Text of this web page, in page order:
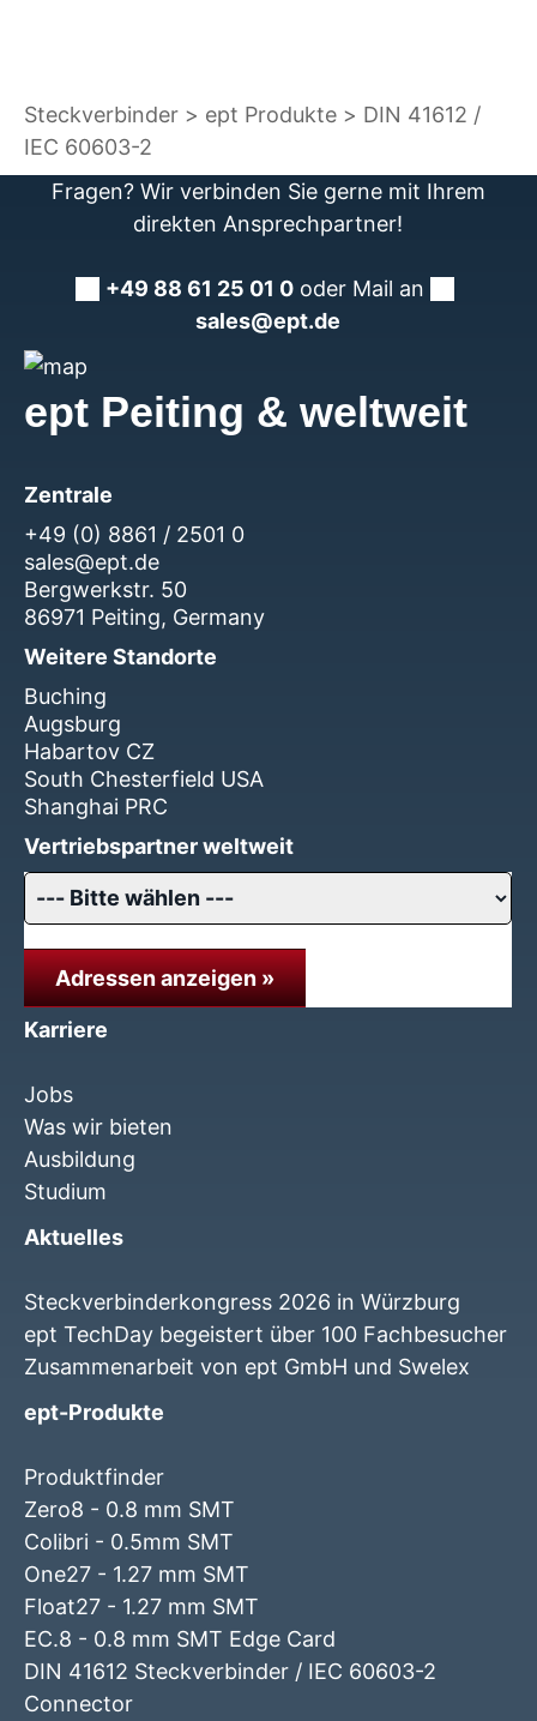
Steckverbinder ept Produkte
DIN 41612 /
IEC 60603-2
Fragen? Wir verbinden Sie gerne mit Ihrem
direkten Ansprechpartner!
+49 88 61 25 01 0 oder Mail an
sales@ept.de
ept Peiting & weltweit
Zentrale
+49 (0) 8861 / 2501 0
sales@ept.de
Bergwerkstr. 50
86971 Peiting, Germany
Weitere Standorte
Buching
Augsburg
Habartov CZ
South Chesterfield USA
Shanghai PRC
Vertriebspartner weltweit
Adressen anzeigen »
Karriere
Jobs
Was wir bieten
Ausbildung
Studium
Aktuelles
Steckverbinderkongress 2026 in Würzburg
ept TechDay begeistert über 100 Fachbesucher
Zusammenarbeit von ept GmbH und Swelex
ept-Produkte
Produktfinder
Zero8 - 0.8 mm SMT
Colibri - 0.5mm SMT
One27 - 1.27 mm SMT
Float27 - 1.27 mm SMT
EC.8 - 0.8 mm SMT Edge Card
DIN 41612 Steckverbinder / IEC 60603-2
Connector